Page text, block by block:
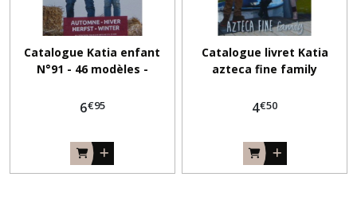
Catalogue Katia enfant
N°91 - 46 modèles -
6€95
Catalogue livret Katia
azteca fine family
4€50